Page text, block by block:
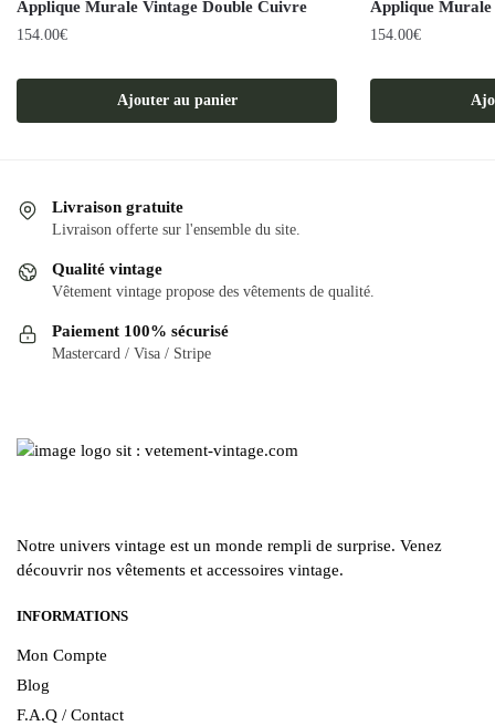
Applique Murale Vintage Double Cuivre
154.00€
Ajouter au panier
Applique
154.00€
Livraison gratuite
Livraison offerte sur l'ensemble du site.
Qualité vintage
Vêtement vintage propose des vêtements de qualité.
Paiement 100% sécurisé
Mastercard / Visa / Stripe
Notre univers vintage est un monde rempli de surprise. Venez
découvrir nos vêtements et accessoires vintage.
INFORMATIONS
Mon Compte
Blog
F.A.Q / Contact